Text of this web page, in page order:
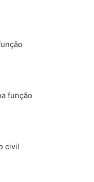
função
civil